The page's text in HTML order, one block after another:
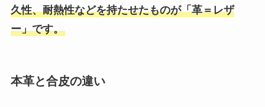
久性、耐熱性などを持たせたものが「革＝レザ
ー」です。
本革と合皮の違い